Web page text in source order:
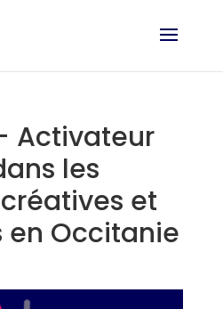
Activateur
les
et
en Occitanie